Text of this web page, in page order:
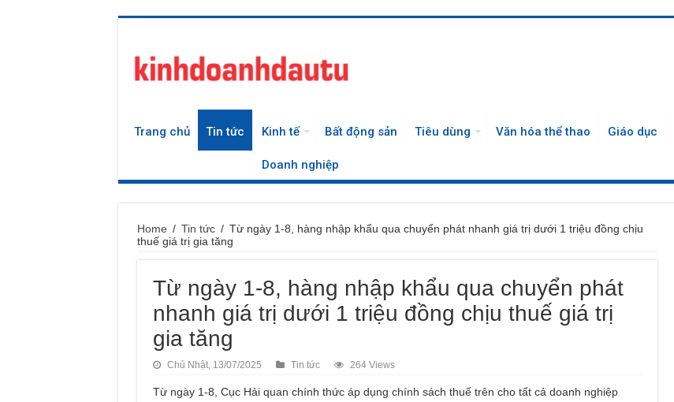
Trang chủ Tin tức Kinh tế Bất động sản Tiêu dùng Văn hóa thể thao Giáo dục
Doanh nghiệp
Home / Tin tức / Từ ngày 1-8, hàng nhập khẩu qua chuyển phát nhanh giá trị dưới 1 triệu đồng chịu
thuế giá trị gia tăng
Từ ngày 1-8, hàng nhập khẩu qua chuyển phát
nhanh giá trị dưới 1 triệu đồng chịu thuế giá trị
gia tăng
Chủ Nhật, 13/07/2025 Tin tức 264 Views
Từ ngày 1-8, Cục Hải quan chính thức áp dụng chính sách thuế trên cho tất cả doanh nghiệp